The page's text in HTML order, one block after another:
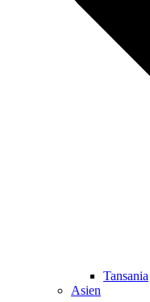
Tansania
Asien